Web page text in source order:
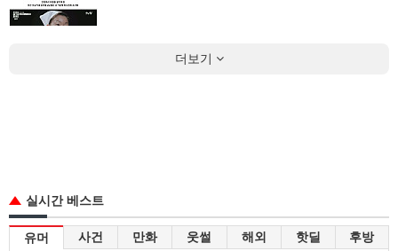
더보기
실시간 베스트
유머 사건 만화 웃썰 해외 핫딜 후방